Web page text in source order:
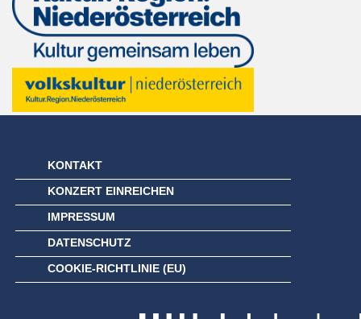
KONTAKT
KONZERT EINREICHEN
IMPRESSUM
DATENSCHUTZ
COOKIE-RICHTLINIE (EU)